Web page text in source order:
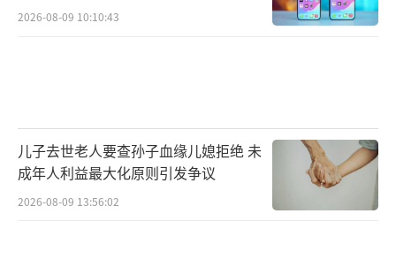
2026-08-09 10:10:43
儿子去世老人要查孙子血缘儿媳拒绝 未
成年人利益最大化原则引发争议
2026-08-09 13:56:02